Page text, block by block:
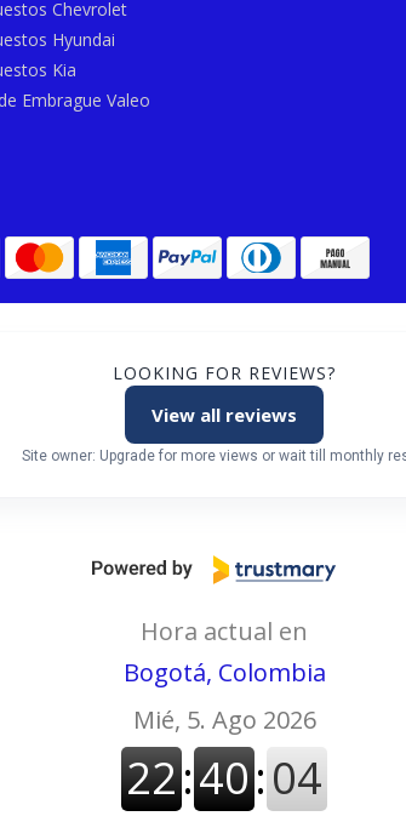
Chevrolet
Hyundai
Kia
Embrague Valeo
LOOKING FOR REVIEWS?
View all reviews
Site owner: Upgrade for more views or wait till monthly
Hora actual en
Bogotá, Colombia